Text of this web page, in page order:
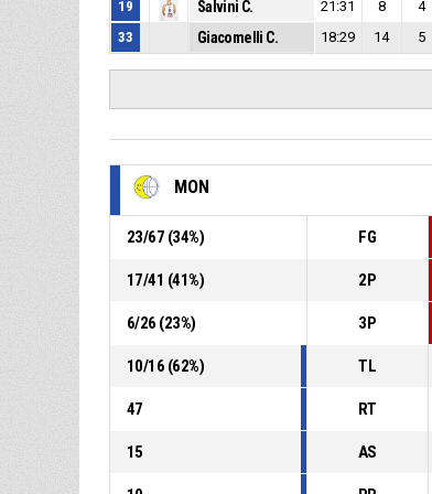
19 Salvini C. 21:31 8 4
33
Giacomelli C. 18:29 14 5
MON
23/67 (34%) FG
17/41 (41%) 2P
6/26 (23%) 3P
10/16 (62%) TL
47 RT
15 AS